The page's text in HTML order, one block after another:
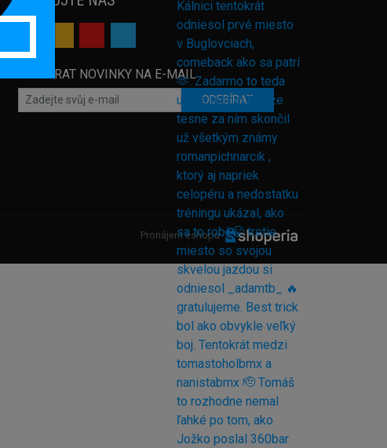
ODEBÍRAT NOVINKY NA E-MAIL
ODEBÍRAT
Pronájem eshopu